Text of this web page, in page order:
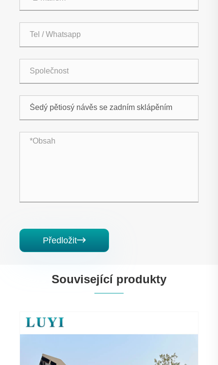
Předložit
Související produkty
Ukázat více >>